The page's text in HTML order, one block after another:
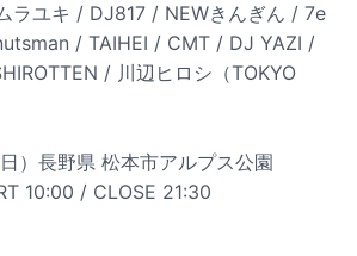
ラユキ / DJ817 / NEWきんぎん / 7e
/ TAIHEI / CMT / DJ YAZI /
/ 川辺ヒロシ（TOKYO
）長野県 松本市アルプス公園
10:00 / CLOSE 21:30